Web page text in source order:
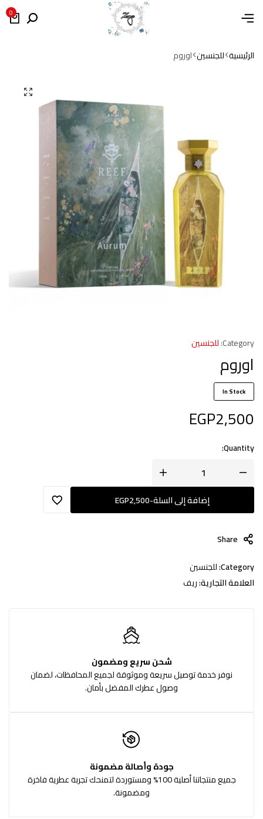
0
الرئيسية للجنسين اوروم
Category: للجنسين
اوروم
In Stock
EGP2,500
Quantity:
إضافة إلى السلة-
EGP2,500
Share
Category: للجنسين
العلامة التجارية:ريف
شحن سريع ومضمون
نوفر خدمة توصيل سريعة وموثوقة لجميع المحافظات، لضمان
وصول عطرك المفضل بأمان.
جودة وأصالة مضمونة
جميع منتجاتنا أصلية 100% ومستوردة لتمنحك تجربة عطرية فاخرة
ومضمونة.